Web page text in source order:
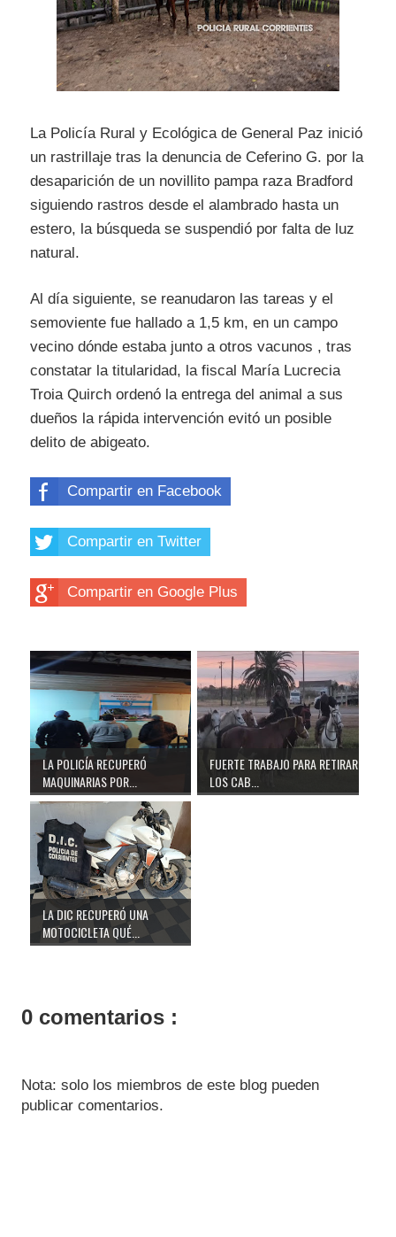
La Policía Rural y Ecológica de General Paz inició
un rastrillaje tras la denuncia de Ceferino G. por la
desaparición de un novillito pampa raza Bradford
siguiendo rastros desde el alambrado hasta un
estero, la búsqueda se suspendió por falta de luz
natural.
Al día siguiente, se reanudaron las tareas y el
semoviente fue hallado a 1,5 km, en un campo
vecino dónde estaba junto a otros vacunos , tras
constatar la titularidad, la fiscal María Lucrecia
Troia Quirch ordenó la entrega del animal a sus
dueños la rápida intervención evitó un posible
delito de abigeato.
Compartir en Facebook
Compartir en Twitter
Compartir en Google Plus
LA POLICÍA RECUPERÓ
MAQUINARIAS POR...
FUERTE TRABAJO PARA RETIRAR
LOS CAB...
LA DIC RECUPERÓ UNA
MOTOCICLETA QUÉ...
0 comentarios :
Nota: solo los miembros de este blog pueden
publicar comentarios.